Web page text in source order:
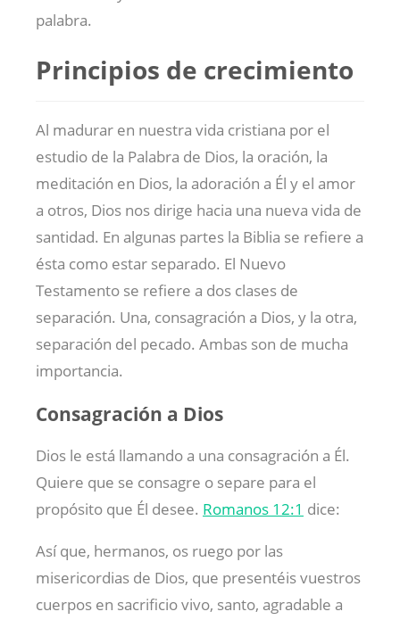
palabra.
Principios de crecimiento
Al madurar en nuestra vida cristiana por el
estudio de la Palabra de Dios, la oración, la
meditación en Dios, la adoración a Él y el amor
a otros, Dios nos dirige hacia una nueva vida de
santidad. En algunas partes la Biblia se refiere a
ésta como estar separado. El Nuevo
Testamento se refiere a dos clases de
separación. Una, consagración a Dios, y la otra,
separación del pecado. Ambas son de mucha
importancia.
Consagración a Dios
Dios le está llamando a una consagración a Él.
Quiere que se consagre o separe para el
propósito que Él desee. Romanos 12:1 dice:
Así que, hermanos, os ruego por las
misericordias de Dios, que presentéis vuestros
cuerpos en sacrificio vivo, santo, agradable a